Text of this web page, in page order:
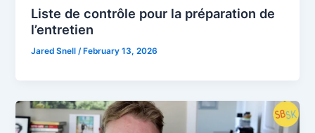
Liste de contrôle pour la préparation de
l’entretien
Jared Snell /February 13, 2026